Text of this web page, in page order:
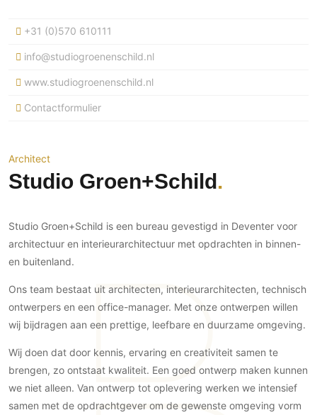
Bedden
Meubels
Glas
Interieurbouw
Keuken
Keukens
Keukenapparatuur
Keukenbladen
Keukenaccessoires
Keukenkranen
Ramen en deuren
Binnendeuren
Buitendeuren
Vouwwanden
Garagedeuren
Zonwering
Buitenshutters
Overig
Autolift
3D visualisaties
Gevelbekleding
Houten gevelbekleding
Stucwerk
Schilderwerk buiten
Tuinverlichting
Omheining
Hekwerken en poorten
Tuin wellness
Buitenvloeren
Houten buitenvloeren
Natuursteen en keramiek
Vlonders
Zonwering
Zonwering buiten
Serre/Veranda
Slaapkamer
Wellness
Wijnkelder
Woonkamer
Bijgebouw / Poolhouse
Villa
Zwembad
Zakelijk
Horeca
Kantoor
+31 (0)570 610111
info@studiogroenenschild.nl
www.studiogroenenschild.nl
Contactformulier
Architect
Studio Groen+Schild
Studio Groen+Schild is een bureau gevestigd in Deventer voor
architectuur en interieurarchitectuur met opdrachten in binnen-
en buitenland.
Ons team bestaat uit architecten, interieurarchitecten, technisch
ontwerpers en een office-manager. Met onze ontwerpen willen
wij bijdragen aan een prettige, leefbare en duurzame omgeving.
Wij doen dat door kennis, ervaring en creativiteit samen te
brengen, zo ontstaat kwaliteit. Een goed ontwerp maken kunnen
we niet alleen. Van ontwerp tot oplevering werken we intensief
samen met de opdrachtgever om de gewenste omgeving vorm